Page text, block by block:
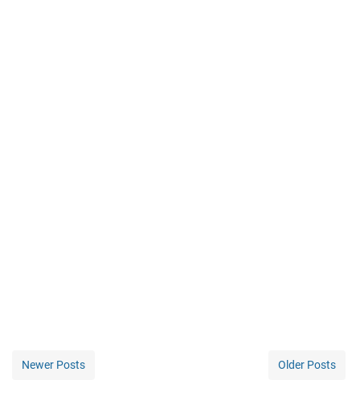
Newer Posts Older Posts